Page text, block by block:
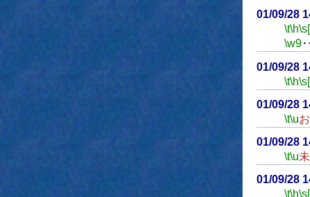
01/09/28
\t\h
\w9‥
01/09/28
\t\h
01/09/28
\t\u
01/09/28
\t\u
01/09/28
\t\h